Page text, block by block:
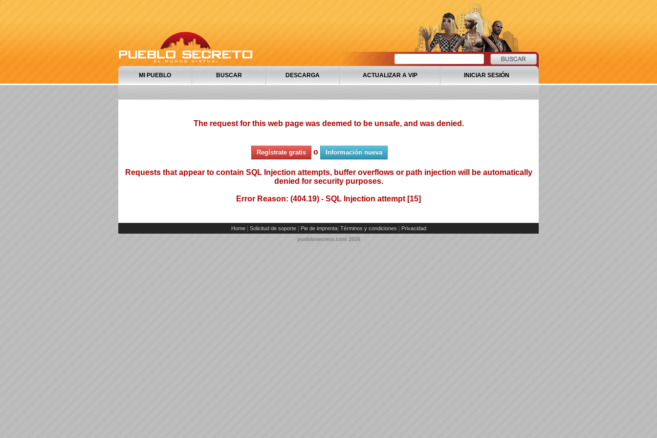
MI PUEBLO BUSCAR DESCARGA ACTUALIZAR A VIP INICIAR SESIÓN
The request for this web page was deemed to be unsafe, and was denied.
Regístrate gratis o Información nueva
Requests that appear to contain SQL Injection attempts, buffer overflows or path injection will be automatically
denied for security purposes.
Error Reason: (404.19) - SQL Injection attempt [15]
Home Solicitud de soporte Pie de imprenta| Términos y condiciones
Privacidad
pueblosecreto.com 2026